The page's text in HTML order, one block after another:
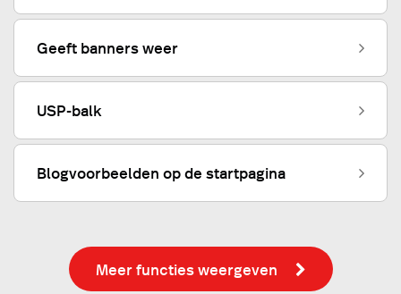
Geeft banners weer
USP-balk
Blogvoorbeelden op de startpagina
Meer functies weergeven